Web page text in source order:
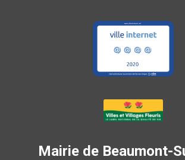
Mairie de Beaumont-